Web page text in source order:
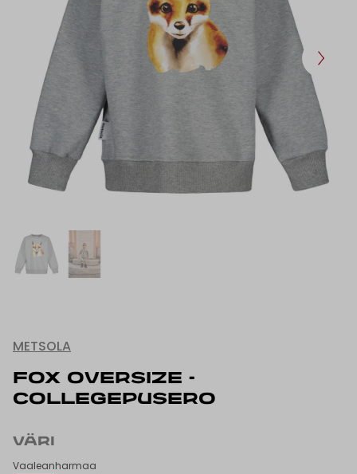
METSOLA
FOX OVERSIZE -
COLLEGEPUSERO
VÄRI
Vaaleanharmaa